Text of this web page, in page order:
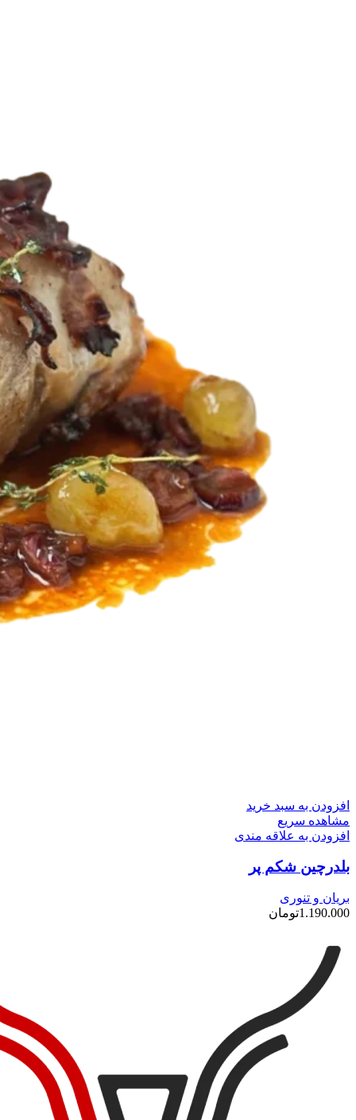
افزودن به سبد خرید
مشاهده سریع
افزودن به علاقه مندی
بلدرچین شکم پر
بریان و تنوری
1.190.000تومان